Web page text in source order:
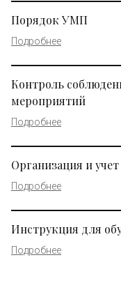
Порядок УМП
Подробнее
Контроль
мероприятий
Подробнее
Организация и
Подробнее
Инструкция для
Подробнее